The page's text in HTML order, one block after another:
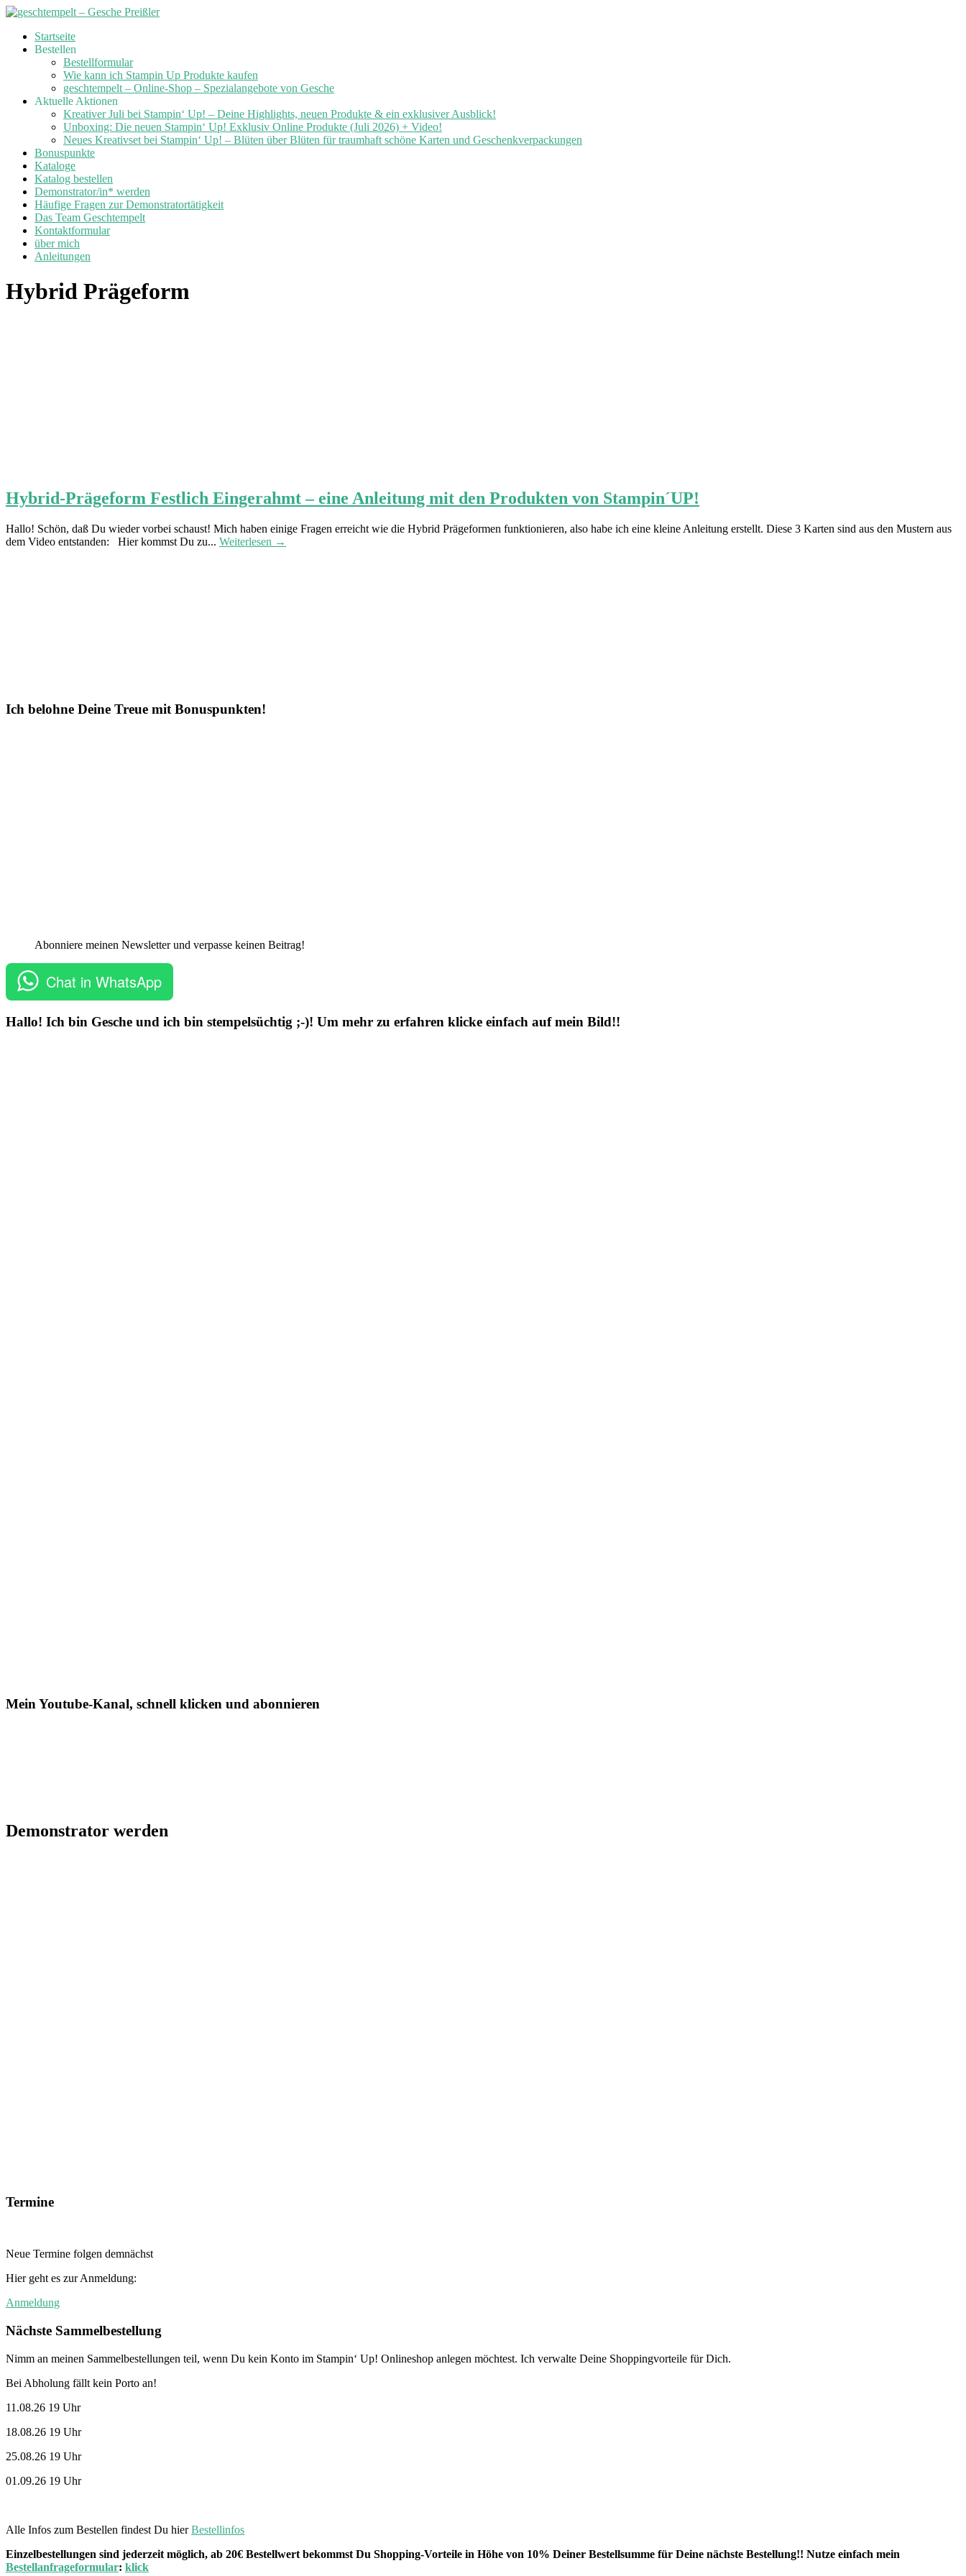
Skip
Startseite
Bestellen
Bestellformular
Wie kann ich Stampin Up Produkte kaufen
geschtempelt – Online-Shop – Spezialangebote von Gesche
Aktuelle Aktionen
Kreativer Juli bei Stampin‘ Up! – Deine Highlights, neuen Produkte & ein exklusiver Ausblick!
Unboxing: Die neuen Stampin‘ Up! Exklusiv Online Produkte (Juli 2026) + Video!
Neues Kreativset bei Stampin‘ Up! – Blüten über Blüten für traumhaft schöne Karten und Geschenkverpackungen
Bonuspunkte
Kataloge
Katalog bestellen
Demonstrator/in* werden
Häufige Fragen zur Demonstratortätigkeit
Das Team Geschtempelt
Kontaktformular
über mich
Anleitungen
Hybrid Prägeform
Hybrid-Prägeform Festlich Eingerahmt – eine Anleitung mit den Produkten von Stampin´UP!
Hallo! Schön, daß Du wieder vorbei schaust! Mich haben einige Fragen erreicht wie die Hybrid Prägeformen funktionieren, also habe ich eine kleine Anleitung erstellt. Diese 3 Karten sind aus den Mustern aus
dem Video entstanden: Hier kommst Du zu... Weiterlesen →
Ich belohne Deine Treue mit Bonuspunkten!
Abonniere meinen Newsletter und verpasse keinen Beitrag!
Chat in WhatsApp
Hallo! Ich bin Gesche und ich bin stempelsüchtig ;-)! Um mehr zu erfahren klicke einfach auf mein Bild!!
Mein Youtube-Kanal, schnell klicken und abonnieren
Demonstrator werden
Termine
Neue Termine folgen demnächst
Hier geht es zur Anmeldung:
Anmeldung
Nächste Sammelbestellung
Nimm an meinen Sammelbestellungen teil, wenn Du kein Konto im Stampin‘ Up! Onlineshop anlegen möchtest. Ich verwalte Deine Shoppingvorteile für Dich.
Bei Abholung fällt kein Porto an!
11.08.26 19 Uhr
18.08.26 19 Uhr
25.08.26 19 Uhr
01.09.26 19 Uhr
Alle Infos zum Bestellen findest Du hierBestellinfos
Einzelbestellungen sind jederzeit möglich, ab 20€ Bestellwert bekommst Du Shopping-Vorteile in Höhe von 10% Deiner Bestellsumme für Deine nächste Bestellung!! Nutze einfach mein
Bestellanfrageformular: klick